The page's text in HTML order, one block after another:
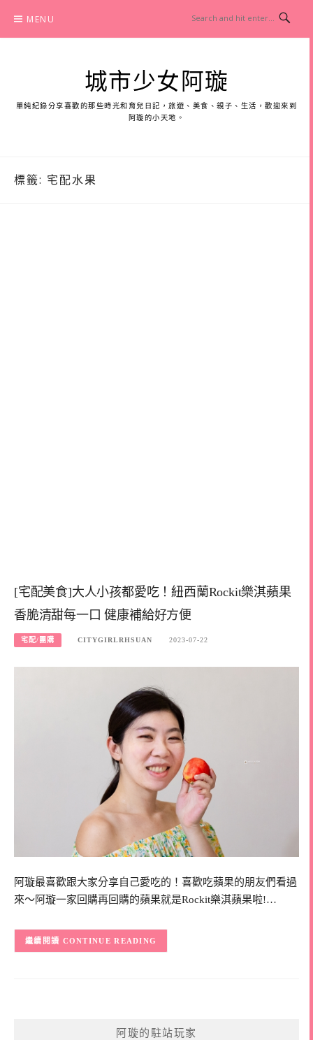
content
MENU
城市少女阿璇
單純紀錄分享喜歡的那些時光和育兒日記，旅遊、美食、親子、生活，歡迎來到
阿璇的小天地。
標籤: 宅配水果
[宅配美食]大人小孩都愛吃！紐西蘭Rockit樂淇蘋果
香脆清甜每一口 健康補給好方便
宅配/團購 CITYGIRLRHSUAN 2023-07-22
阿璇最喜歡跟大家分享自己愛吃的！喜歡吃蘋果的朋友們看過
來～阿璇一家回購再回購的蘋果就是Rockit樂淇蘋果啦!…
CONTINUE READING
阿璇的駐站玩家